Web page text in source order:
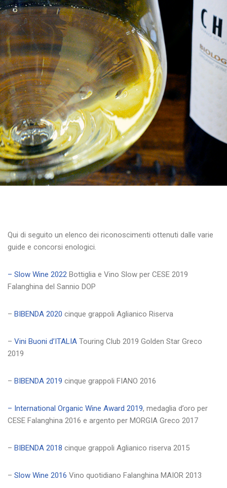
Qui di seguito un elenco dei riconoscimenti ottenuti dalle varie
guide e concorsi enologici.
– Slow Wine 2022 Bottiglia e Vino Slow per CESE 2019
Falanghina del Sannio DOP
– BIBENDA 2020 cinque grappoli Aglianico Riserva
– Vini Buoni d’ITALIA Touring Club 2019 Golden Star Greco
2019
– BIBENDA 2019 cinque grappoli FIANO 2016
– International Organic Wine Award 2019, medaglia d’oro per
CESE Falanghina 2016 e argento per MORGIA Greco 2017
– BIBENDA 2018 cinque grappoli Aglianico riserva 2015
– Slow Wine 2016 Vino quotidiano Falanghina MAIOR 2013